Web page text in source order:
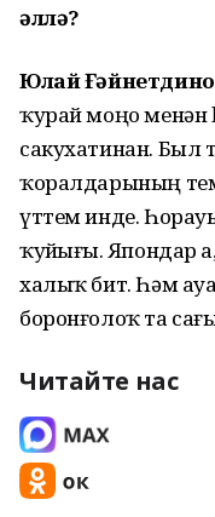
әллә?
Юлай
ҡурай моңо менән
сакухатинан.
ҡоралдарының
үттем инде.
ҡуйҙығыҙ. Япондар
халыҡ бит. Һәм
боронғолоҡ та
Читайте нас